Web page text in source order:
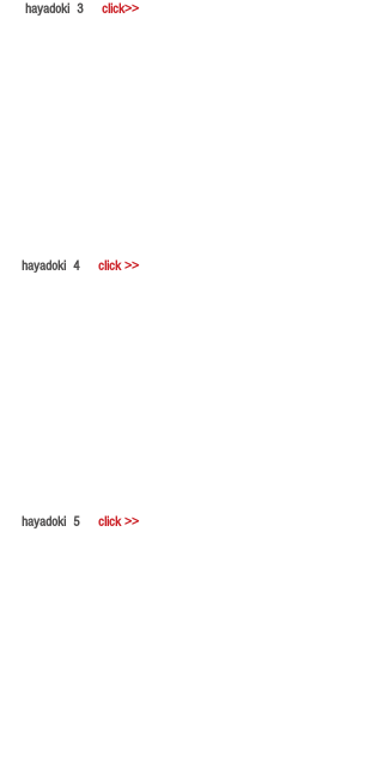
hayadoki 3 click>>
hayadoki 4 click >>
hayadoki 5 click >>